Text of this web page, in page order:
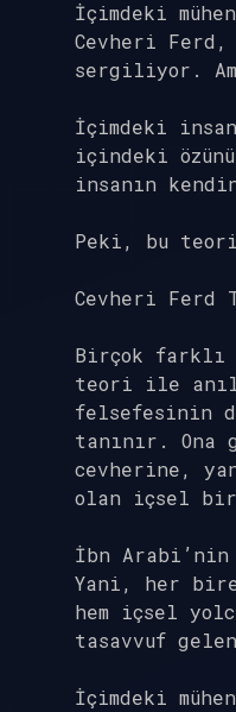
İçimdeki
Cevheri
sergiliyor.
İçimdeki
içindeki
insanın
Peki, bu
Cevheri
Birçok farklı
teori ile
felsefesinin
tanınır. Ona
cevherine,
olan içsel
İbn
Yani, her
hem içsel
tasavvuf
İçimdeki